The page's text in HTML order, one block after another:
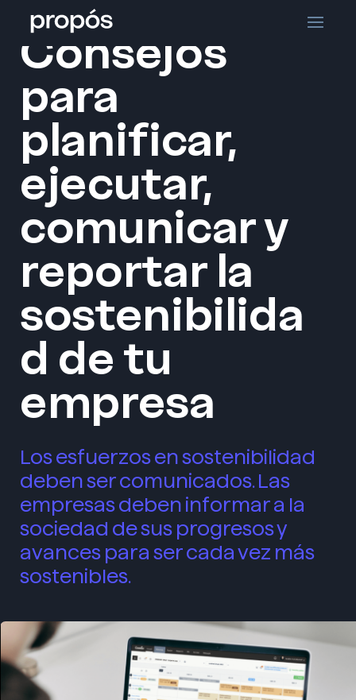
Inicio >El blog de Propós
Consejos
para
planificar,
ejecutar,
comunicar y
reportar la
sostenibilida
d de tu
empresa
Los esfuerzos en sostenibilidad
deben ser comunicados. Las
empresas deben informar a la
sociedad de sus progresos y
avances para ser cada vez más
sostenibles.